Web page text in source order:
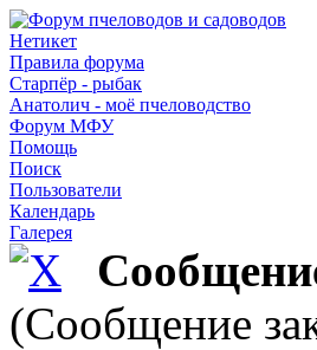
Нетикет
Правила форума
Старпёр - рыбак
Анатолич - моё пчеловодство
Форум МФУ
Помощь
Поиск
Пользователи
Календарь
Галерея
(Сообщение